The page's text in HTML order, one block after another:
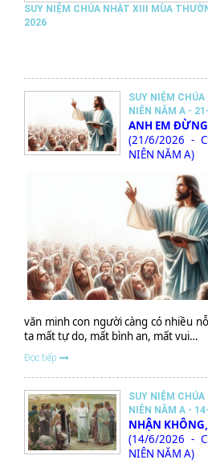
SUY NIỆM CHÚA NHẬT XIII MÙA
2026
SUY NIỆM
NIÊN NĂM A -
ANH EM
(21/6/2026 -
NIÊN NĂM A)
văn minh con người càng có nhiều
ta mất tự do, mất bình an, mất vui…
Đọc tiếp
SUY NIỆM
NIÊN NĂM A -
NHẬN
(14/6/2026 -
NIÊN NĂM A)